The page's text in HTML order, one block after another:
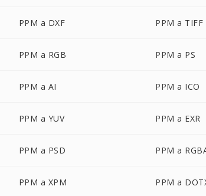
PPM a DXF PPM a TIFF
PPM a RGB PPM a PS
PPM a AI PPM a ICO
PPM a YUV PPM a EXR
PPM a PSD PPM a
PPM a XPM PPM a